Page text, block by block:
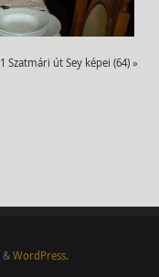
Szatmári út Sey képei (64)»
& WordPress.